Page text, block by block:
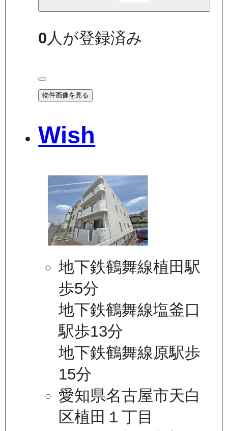
0 人が登録済み
物件画像を見る
Wish
地下鉄鶴舞線植田駅
歩5分
地下鉄鶴舞線塩釜口
駅歩13分
地下鉄鶴舞線原駅歩
15分
愛知県名古屋市天白
区植田１丁目